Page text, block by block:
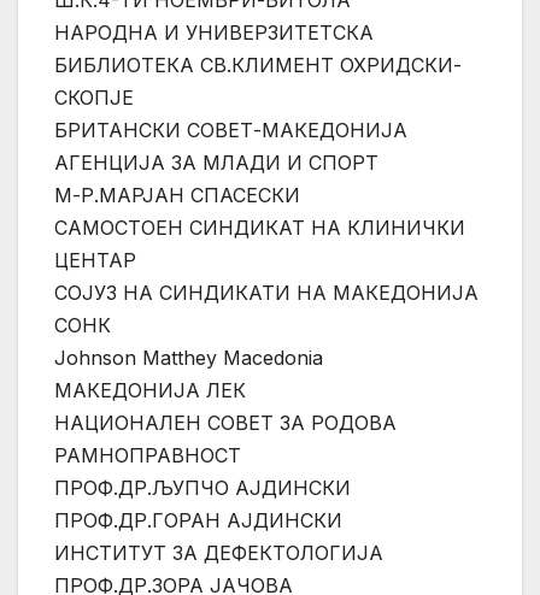
НАРОДНА И УНИВЕРЗИТЕТСКА
БИБЛИОТЕКА СВ.КЛИМЕНТ ОХРИДСКИ-
СКОПЈЕ
БРИТАНСКИ СОВЕТ-МАКЕДОНИЈА
АГЕНЦИЈА ЗА МЛАДИ И СПОРТ
М-Р.МАРЈАН СПАСЕСКИ
САМОСТОЕН СИНДИКАТ НА КЛИНИЧКИ
ЦЕНТАР
СОЈУЗ НА СИНДИКАТИ НА МАКЕДОНИЈА
СОНК
Johnson Matthey Macedonia
МАКЕДОНИЈА ЛЕК
НАЦИОНАЛЕН СОВЕТ ЗА РОДОВА
РАМНОПРАВНОСТ
ПРОФ.ДР.ЉУПЧО АЈДИНСКИ
ПРОФ.ДР.ГОРАН АЈДИНСКИ
ИНСТИТУТ ЗА ДЕФЕКТОЛОГИЈА
ПРОФ.ДР.ЗОРА ЈАЧОВА